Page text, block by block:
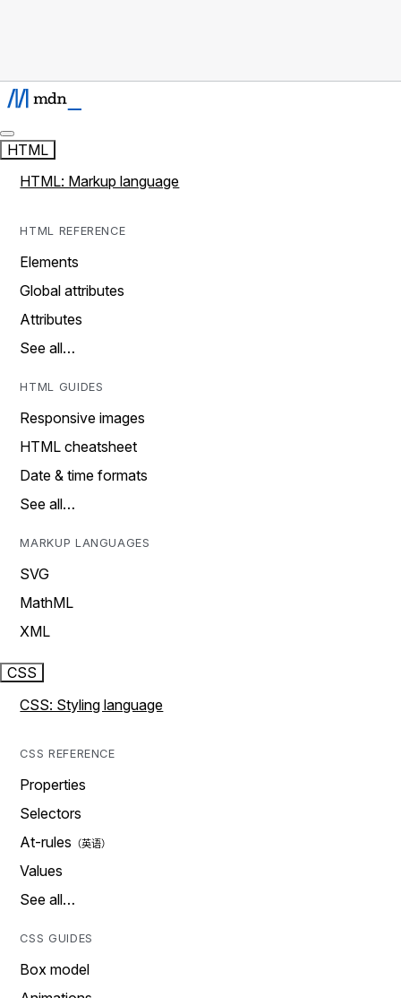
HTML
HTML: Markup language
HTML REFERENCE
Elements
Global attributes
Attributes
See all…
HTML GUIDES
Responsive images
HTML cheatsheet
Date & time formats
See all…
MARKUP LANGUAGES
SVG
MathML
XML
CSS
CSS: Styling language
CSS REFERENCE
Properties
Selectors
At-rules
Values
See all…
CSS GUIDES
Box model